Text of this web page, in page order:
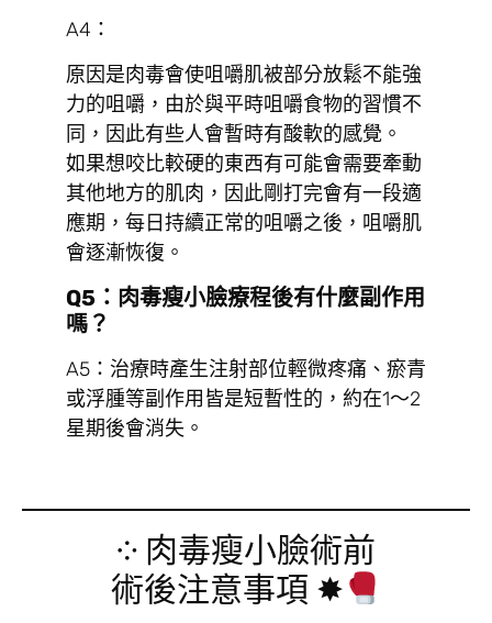
A4：
原因是肉毒會使咀嚼肌被部分放鬆不能強
力的咀嚼，由於與平時咀嚼食物的習慣不
同，因此有些人會暫時有酸軟的感覺。
如果想咬比較硬的東西有可能會需要牽動
其他地方的肌肉，因此剛打完會有一段適
應期，每日持續正常的咀嚼之後，咀嚼肌
會逐漸恢復。
Q5：肉毒瘦小臉療程後有什麼副作用
嗎？
A5：治療時產生注射部位輕微疼痛、瘀青
或浮腫等副作用皆是短暫性的，約在1～2
星期後會消失。
༶ 肉毒瘦小臉術前
術後注意事項 ✸